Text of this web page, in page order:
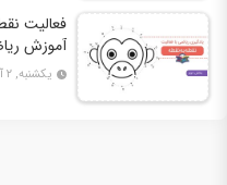
فعالیت
فعالیت
یکشنبه, ۲ آذر